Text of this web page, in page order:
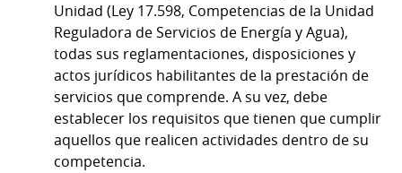
Unidad (Ley 17.598, Competencias de la Unidad
Reguladora de Servicios de Energía y Agua),
todas sus reglamentaciones, disposiciones y
actos jurídicos habilitantes de la prestación de
servicios que comprende. A su vez, debe
establecer los requisitos que tienen que cumplir
aquellos que realicen actividades dentro de su
competencia.